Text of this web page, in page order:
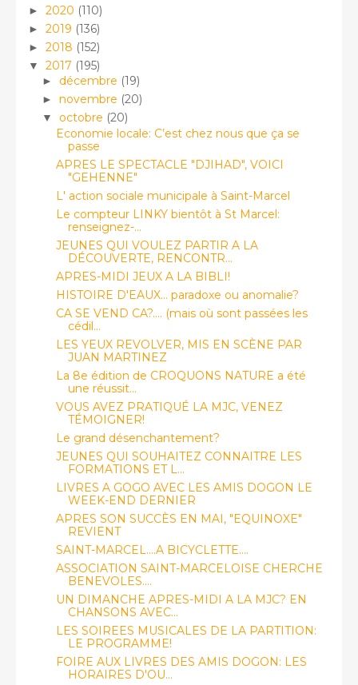
► 2020 (110)
► 2019 (136)
► 2018 (152)
▼ 2017 (195)
► décembre (19)
► novembre (20)
▼ octobre (20)
Economie locale: C’est chez nous que ça se
passe
APRES LE SPECTACLE "DJIHAD", VOICI
"GEHENNE"
L' action sociale municipale à Saint-Marcel
Le compteur LINKY bientôt à St Marcel:
renseignez-...
JEUNES QUI VOULEZ PARTIR A LA
DÉCOUVERTE, RENCONTR...
APRES-MIDI JEUX A LA BIBLI!
HISTOIRE D'EAUX… paradoxe ou anomalie?
CA SE VEND CA?.... (mais où sont passées les
cédil...
LES YEUX REVOLVER, MIS EN SCÈNE PAR
JUAN MARTINEZ
La 8e édition de CROQUONS NATURE a été
une réussit...
VOUS AVEZ PRATIQUÉ LA MJC, VENEZ
TÉMOIGNER!
Le grand désenchantement?
JEUNES QUI SOUHAITEZ CONNAITRE LES
FORMATIONS ET L...
LIVRES A GOGO AVEC LES AMIS DOGON LE
WEEK-END DERNIER
APRES SON SUCCÈS EN MAI, "EQUINOXE"
REVIENT
SAINT-MARCEL....A BICYCLETTE....
ASSOCIATION SAINT-MARCELOISE CHERCHE
BENEVOLES....
UN DIMANCHE APRES-MIDI A LA MJC? EN
CHANSONS AVEC...
LES SOIREES MUSICALES DE LA PARTITION:
LE PROGRAMME!
FOIRE AUX LIVRES DES AMIS DOGON: LES
HORAIRES D'OU...